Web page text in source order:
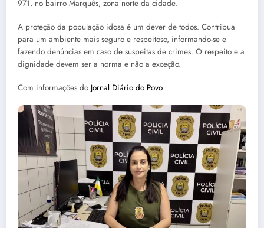
971, no bairro Marquês, zona norte da cidade.
A proteção da população idosa é um dever de todos. Contribua
para um ambiente mais seguro e respeitoso, informando-se e
fazendo denúncias em caso de suspeitas de crimes. O respeito e a
dignidade devem ser a norma e não a exceção.
Com informações do Jornal Diário do Povo